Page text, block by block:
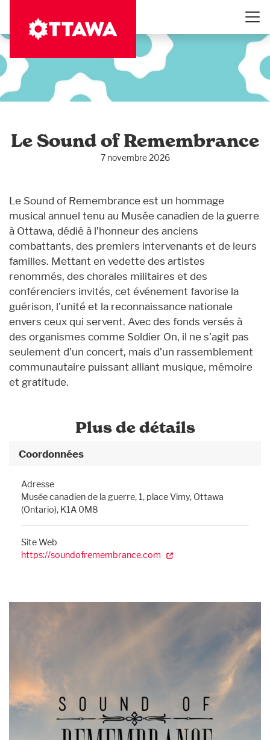
contenu
Le Sound of Remembrance
7 novembre 2026
Le Sound of Remembrance est un hommage
musical annuel tenu au Musée canadien de la guerre
à Ottawa, dédié à l’honneur des anciens
combattants, des premiers intervenants et de leurs
familles. Mettant en vedette des artistes
renommés, des chorales militaires et des
conférenciers invités, cet événement favorise la
guérison, l’unité et la reconnaissance nationale
envers ceux qui servent. Avec des fonds versés à
des organismes comme Soldier On, il ne s’agit pas
seulement d’un concert, mais d’un rassemblement
communautaire puissant alliant musique, mémoire
et gratitude.
Plus de détails
Coordonnées
Adresse
Musée canadien de la guerre, 1, place Vimy, Ottawa
(Ontario), K1A 0M8
Site Web
https://soundofremembrance.com